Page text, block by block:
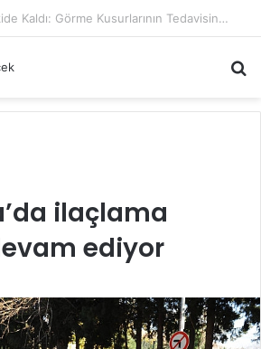
Hizmeti İçin Doğru Adres Neresi?
ilaçlama
ediyor